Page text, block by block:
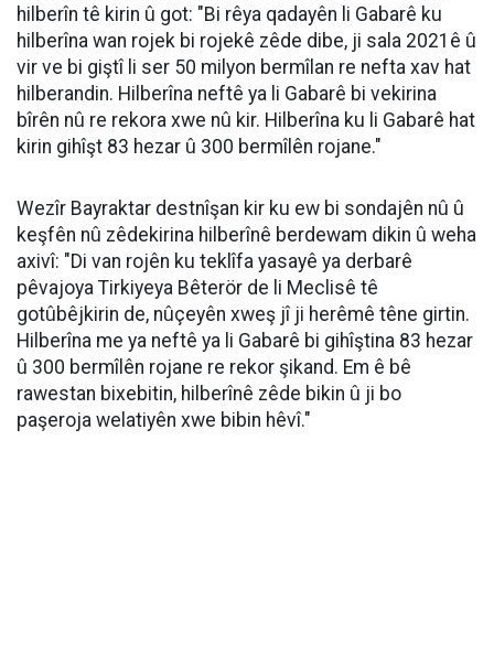
hilberîn tê kirin û got: "Bi rêya qadayên li Gabarê ku
hilberîna wan rojek bi rojekê zêde dibe, ji sala 2021ê û
vir ve bi giştî li ser 50 milyon bermîlan re nefta xav hat
hilberandin. Hilberîna neftê ya li Gabarê bi vekirina
bîrên nû re rekora xwe nû kir. Hilberîna ku li Gabarê hat
kirin gihîşt 83 hezar û 300 bermîlên rojane."
Wezîr Bayraktar destnîşan kir ku ew bi sondajên nû û
keşfên nû zêdekirina hilberînê berdewam dikin û weha
axivî: "Di van rojên ku teklîfa yasayê ya derbarê
pêvajoya Tirkiyeya Bêterör de li Meclisê tê
gotûbêjkirin de, nûçeyên xweş jî ji herêmê têne girtin.
Hilberîna me ya neftê ya li Gabarê bi gihîştina 83 hezar
û 300 bermîlên rojane re rekor şikand. Em ê bê
rawestan bixebitin, hilberînê zêde bikin û ji bo
paşeroja welatiyên xwe bibin hêvî."